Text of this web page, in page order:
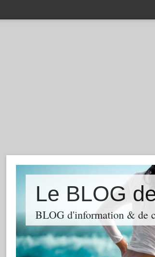
Le BLOG
BLOG d'information & de